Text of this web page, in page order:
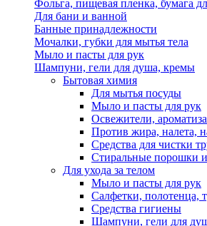
Фольга, пищевая пленка, бумага
Для бани и ванной
Банные принадлежности
Мочалки, губки для мытья тела
Мыло и пасты для рук
Шампуни, гели для душа, кремы
Бытовая химия
Для мытья посуды
Мыло и пасты для рук
Освежители,
Против жира, налета,
Средства для чистки
Стиральные порошки и
Для ухода за телом
Мыло и пасты для рук
Салфетки, полотенца,
Средства гигиены
Шампуни, гели для